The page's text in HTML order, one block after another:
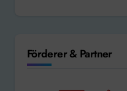
Förderer & Partner